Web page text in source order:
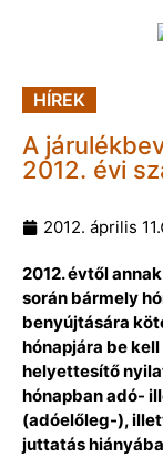
HÍREK
A
2012. évi
2012. április 11.
2012. évtől
során bármely
benyújtására
hónapjára be
helyettesítő
hónapban adó-
(adóelőleg-),
juttatás